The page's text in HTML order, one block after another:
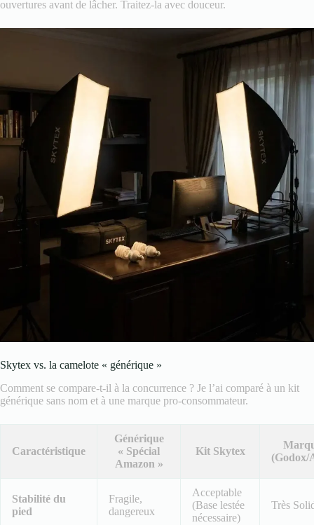
ouvertures avant de lâcher. Traitez-la avec douceur.
Skytex vs. la camelote « générique »
Comment se compare-t-il à la concurrence ? Je l’ai comparé à un kit
générique sans nom et à une marque pro-consommateur.
Caractéristique
Générique
« Spécial
Amazon »
Kit Skytex
(Godox/
Stabilité du
pied
Fragile,
dangereux
Acceptable
(Base lestée
nécessaire)
Très